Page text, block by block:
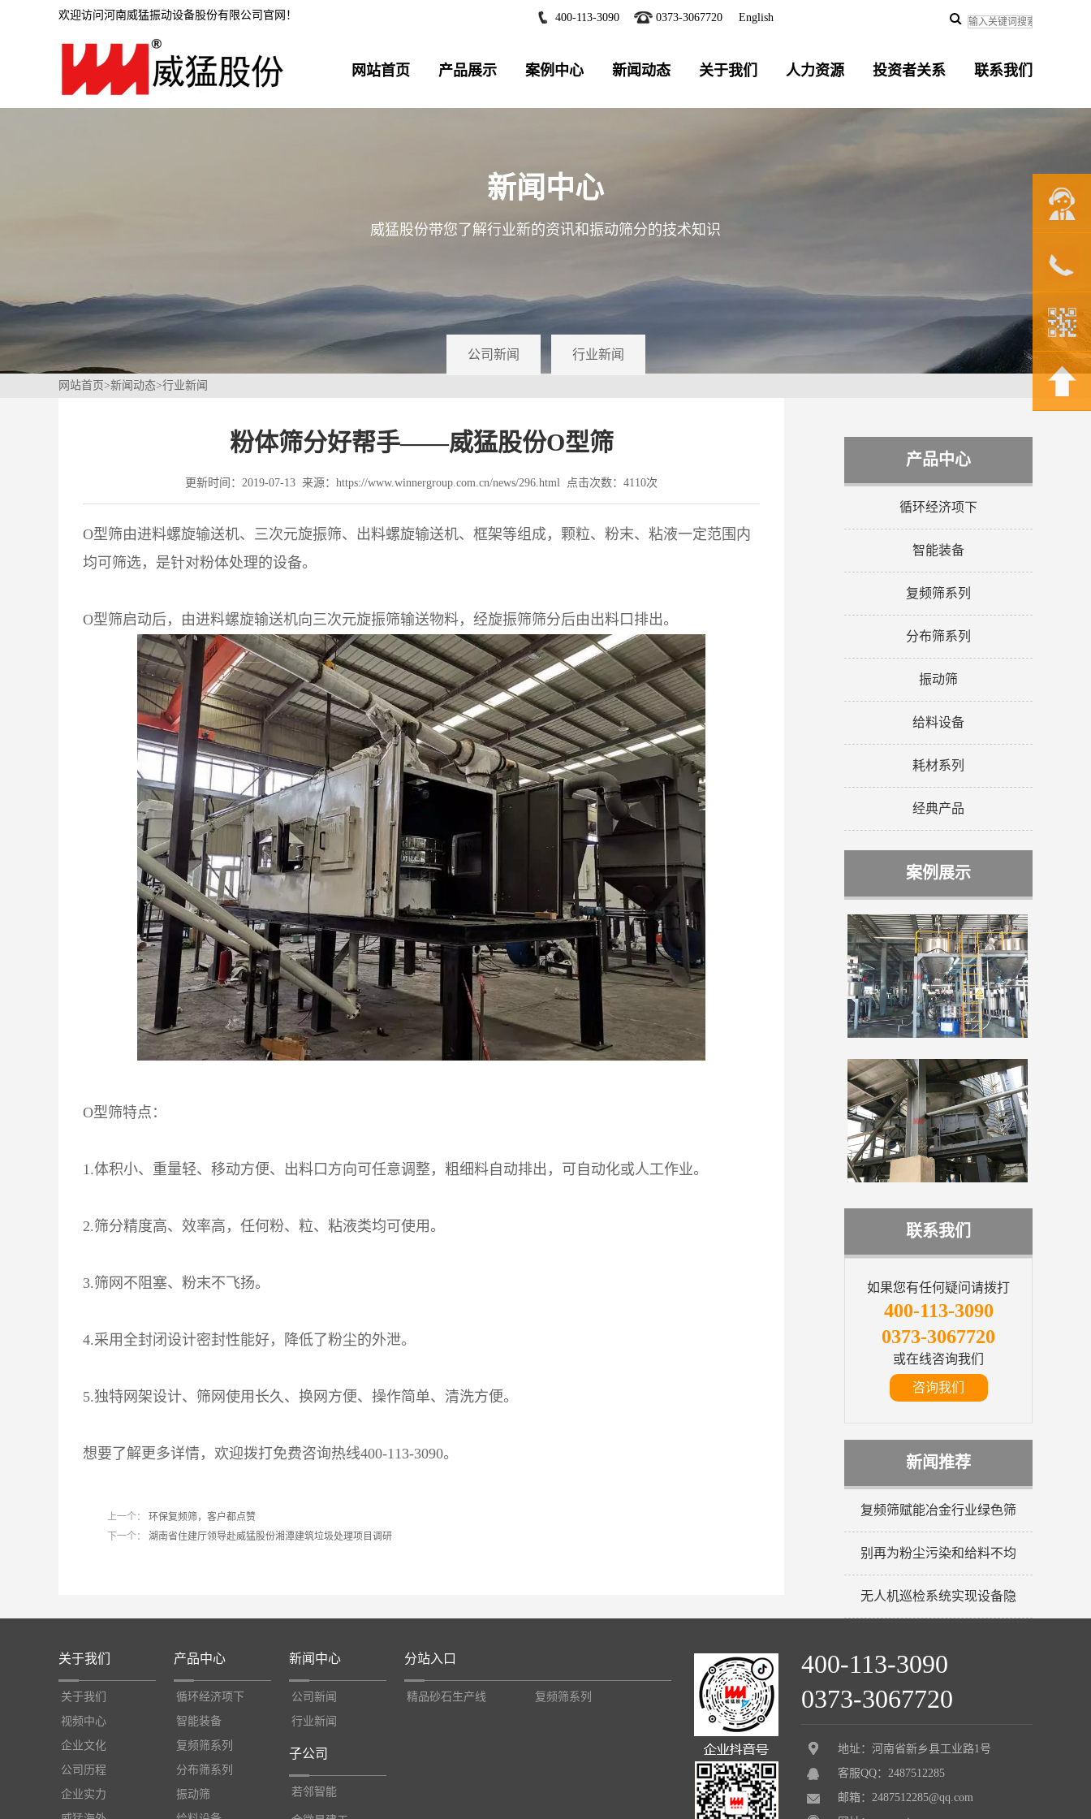
欢迎访问河南威猛振动设备股份有限公司官网！ 400-113-3090 0373-3067720 English
网站首页 产品展示 案例中心 新闻动态 关于我们 人力资源 投资者关系 联系我们
新闻中心
威猛股份带您了解行业新的资讯和振动筛分的技术知识
公司新闻 行业新闻
网站首页>新闻动态>行业新闻
粉体筛分好帮手——威猛股份O型筛
更新时间：2019-07-13 来源：https://www.winnergroup.com.cn/news/296.html 点击次数：4110次
O型筛由进料螺旋输送机、三次元旋振筛、出料螺旋输送机、框架等组成，颗粒、粉末、粘液一定范围内
均可筛选，是针对粉体处理的设备。
O型筛启动后，由进料螺旋输送机向三次元旋振筛输送物料，经旋振筛筛分后由出料口排出。
O型筛特点：
1.体积小、重量轻、移动方便、出料口方向可任意调整，粗细料自动排出，可自动化或人工作业。
2.筛分精度高、效率高，任何粉、粒、粘液类均可使用。
3.筛网不阻塞、粉末不飞扬。
4.采用全封闭设计密封性能好，降低了粉尘的外泄。
5.独特网架设计、筛网使用长久、换网方便、操作简单、清洗方便。
想要了解更多详情，欢迎拨打免费咨询热线400-113-3090。
上一个：
环保复频筛，客户都点赞
下一个：
湖南省住建厅领导赴威猛股份湘潭建筑垃圾处理项目调研
产品中心
循环经济项下
智能装备
复频筛系列
分布筛系列
振动筛
给料设备
耗材系列
经典产品
案例展示
联系我们
如果您有任何疑问请拨打
400-113-3090
0373-3067720
或在线咨询我们
咨询我们
新闻推荐
复频筛赋能冶金行业绿色筛
别再为粉尘污染和给料不均
无人机巡检系统实现设备隐
关于我们
关于我们
视频中心
企业文化
公司历程
企业实力
产品中心
循环经济项下
智能装备
复频筛系列
分布筛系列
振动筛
新闻中心
公司新闻
行业新闻
子公司
若邻智能
分站入口
精品砂石生产线 复频筛系列
400-113-3090
0373-3067720
地址：河南省新乡县工业路1号
客服QQ：2487512285
邮箱：2487512285@qq.com
联系我们